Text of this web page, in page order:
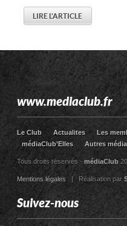
LIRE L'ARTICLE
www.mediaclub.fr
Le Club Actualites Les
médiaClub’Elles
Autres
Tous droits réservés -médiaClub
Mentions légales| Réalisation par
Suivez-nous